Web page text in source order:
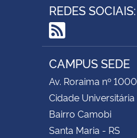
REDES SOCIAIS:
RSS
CAMPUS SEDE
Av. Roraima nº 1000
Cidade Universitária
Bairro Camobi
Santa Maria - RS